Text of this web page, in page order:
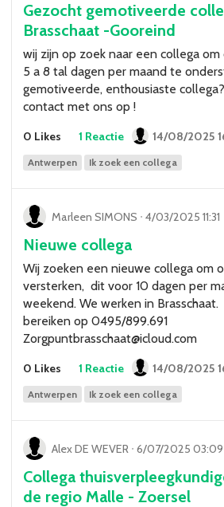
Gezocht gemotiveerde
Brasschaat -Gooreind
wij zijn op zoek naar een collega
5 a 8 tal dagen per maand te
gemotiveerde, enthousiaste
contact met ons op !
0 Likes 1 Reactie 14/08/2025
Antwerpen Ik zoek een collega
Marleen SIMONS ᐧ 4/03/2025 11:31
Nieuwe collega
Wij zoeken een nieuwe collega om
versterken, dit voor 10 dagen per
weekend. We werken in Brasschaat.
bereiken op 0495/899.691
Zorgpuntbrasschaat@icloud.com
0 Likes 1 Reactie 14/08/2025
Antwerpen Ik zoek een collega
Alex DE WEVER ᐧ 6/07/2025 03:09
Collega
de regio Malle - Zoersel